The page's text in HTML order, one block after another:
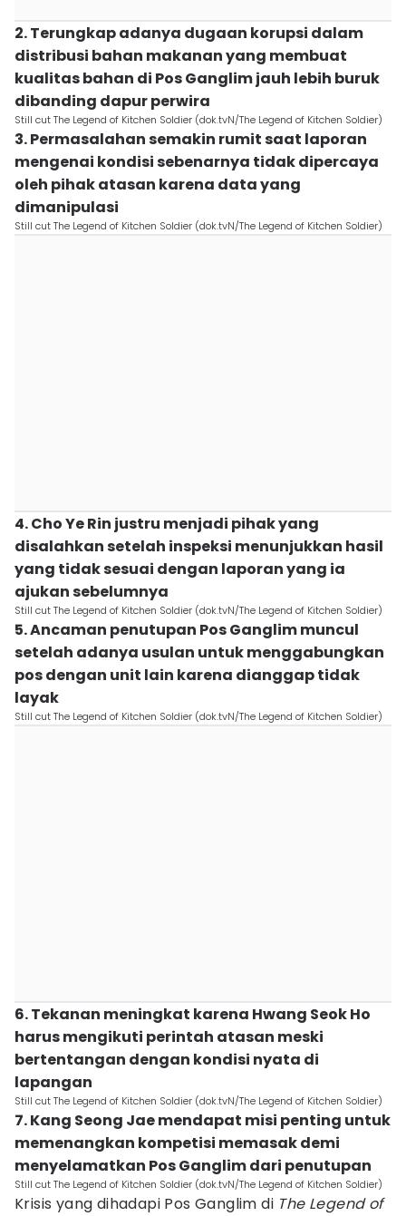
2. Terungkap adanya dugaan korupsi dalam
distribusi bahan makanan yang membuat
kualitas bahan di Pos Ganglim jauh lebih buruk
dibanding dapur perwira
Still cut The Legend of Kitchen Soldier (dok.tvN/The Legend of Kitchen Soldier)
3. Permasalahan semakin rumit saat laporan
mengenai kondisi sebenarnya tidak dipercaya
oleh pihak atasan karena data yang
dimanipulasi
Still cut The Legend of Kitchen Soldier (dok.tvN/The Legend of Kitchen Soldier)
4. Cho Ye Rin justru menjadi pihak yang
disalahkan setelah inspeksi menunjukkan hasil
yang tidak sesuai dengan laporan yang ia
ajukan sebelumnya
Still cut The Legend of Kitchen Soldier (dok.tvN/The Legend of Kitchen Soldier)
5. Ancaman penutupan Pos Ganglim muncul
setelah adanya usulan untuk menggabungkan
pos dengan unit lain karena dianggap tidak
layak
Still cut The Legend of Kitchen Soldier (dok.tvN/The Legend of Kitchen Soldier)
6. Tekanan meningkat karena Hwang Seok Ho
harus mengikuti perintah atasan meski
bertentangan dengan kondisi nyata di
lapangan
Still cut The Legend of Kitchen Soldier (dok.tvN/The Legend of Kitchen Soldier)
7. Kang Seong Jae mendapat misi penting untuk
memenangkan kompetisi memasak demi
menyelamatkan Pos Ganglim dari penutupan
Still cut The Legend of Kitchen Soldier (dok.tvN/The Legend of Kitchen Soldier)
Krisis yang dihadapi Pos Ganglim di The Legend of